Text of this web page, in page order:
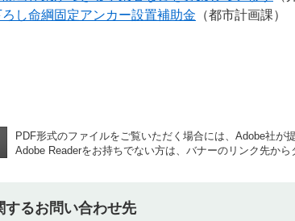
し命綱​固定アンカー設置補助金 （都市計画課）
PDF形式のファイルをご覧いただく場合には、Adobe社が
Adobe Readerをお持ちでない方は、バナーのリンク先から
するお問い合わせ先